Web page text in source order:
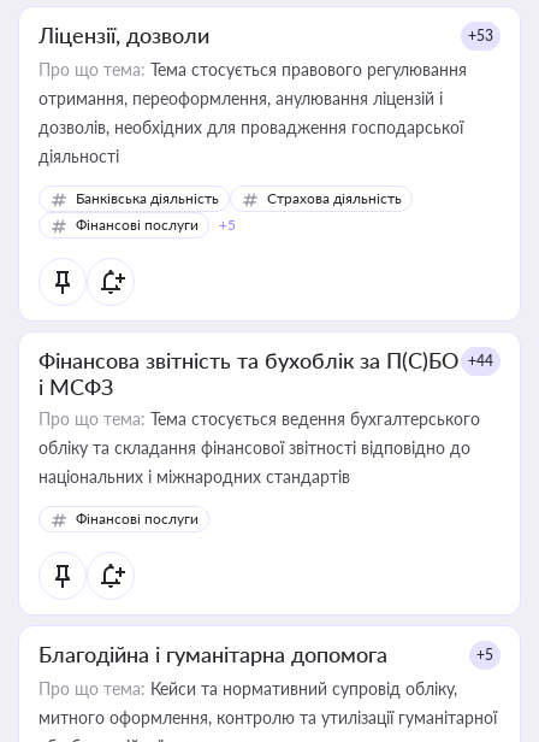
Ліцензії, дозволи +53
Про що тема: Тема стосується правового регулювання
отримання, переоформлення, анулювання ліцензій і
дозволів, необхідних для провадження господарської
діяльності
Банківська діяльність
Страхова діяльність
Фінансові послуги
+5
Фінансова звітність та бухоблік за П(С)БО
і МСФЗ
+44
Про що тема: Тема стосується ведення бухгалтерського
обліку та складання фінансової звітності відповідно до
національних і міжнародних стандартів
Фінансові послуги
Благодійна і гуманітарна допомога +5
Про що тема: Кейси та нормативний супровід обліку,
митного оформлення, контролю та утилізації гуманітарної